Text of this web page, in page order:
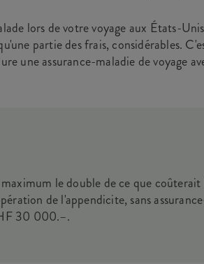
lors de votre voyage aux États-
partie des frais, considérables.
une assurance-maladie de voyage
le double de ce que
de l'appendicite, sans
30 000.–.